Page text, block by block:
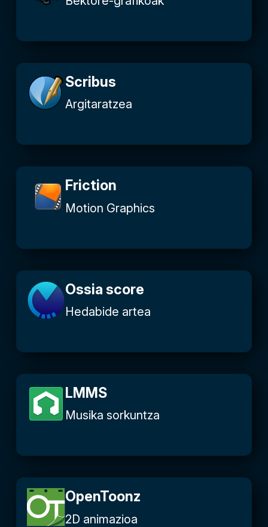
Scribus
Argitaratzea
Friction
Motion Graphics
Ossia score
Hedabide artea
LMMS
Musika sorkuntza
OpenToonz
2D animazioa